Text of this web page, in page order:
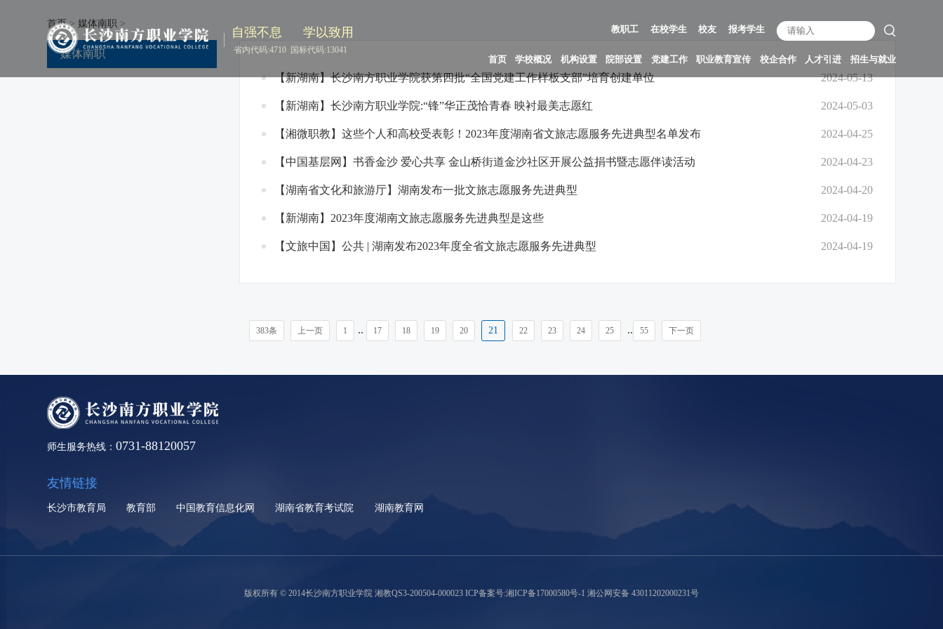
自强不息 学以致用
省内代码:4710 国标代码:13041
报考学生
校友
在校学生
教职工
招生与就业
人才引进
校企合作
职业教育宣传
党建工作
院部设置
机构设置
学校概况
首页
首页>媒体南职 >
媒体南职
【新湖南】长沙南方职业学院获第四批“全国党建工作样板支部”培育创建单位
2024-05-13
【新湖南】长沙南方职业学院:“锋”华正茂恰青春 映衬最美志愿红 2024-05-03
【湘微职教】这些个人和高校受表彰！2023年度湖南省文旅志愿服务先进典型名单发布 2024-04-25
【中国基层网】书香金沙 爱心共享 金山桥街道金沙社区开展公益捐书暨志愿伴读活动 2024-04-23
【湖南省文化和旅游厅】湖南发布一批文旅志愿服务先进典型 2024-04-20
【新湖南】2023年度湖南文旅志愿服务先进典型是这些 2024-04-19
【文旅中国】公共 | 湖南发布2023年度全省文旅志愿服务先进典型 2024-04-19
383条 上一页 1 .. 17 18 19 20 21 22 23 24 25 .. 55 下一页
师生服务热线：0731-88120057
友情链接
长沙市教育局 教育部 中国教育信息化网 湖南省教育考试院 湖南教育网
版权所有 © 2014长沙南方职业学院 湘教QS3-200504-000023 ICP备案号:湘ICP备17000580号-1 湘公网安备 43011202000231号